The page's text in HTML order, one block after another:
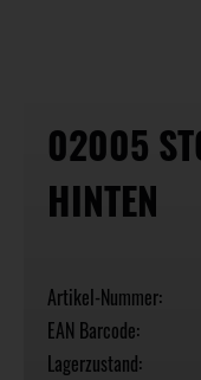
02005
INTEN
Artikel-Nummer:
EAN Barcode:
Lagerzustand: